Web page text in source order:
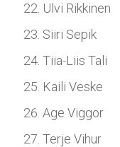
Ulvi Rikkinen
Siiri Sepik
Tiia-Liis Tali
Kaili Veske
Age Viggor
Terje Vihur